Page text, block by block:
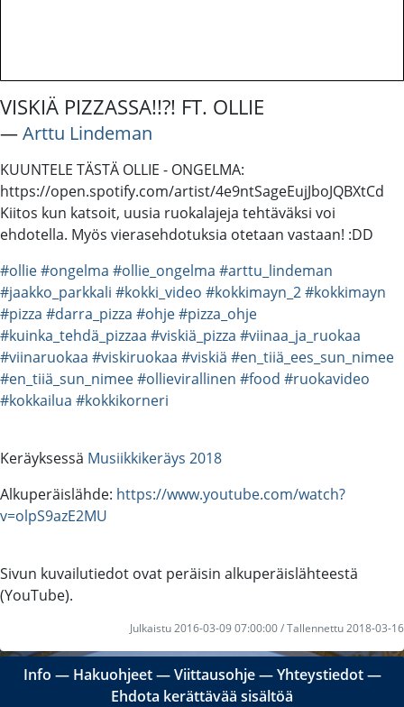
VISKIÄ PIZZASSA!!?! FT. OLLIE
―Arttu Lindeman
KUUNTELE TÄSTÄ OLLIE - ONGELMA:
https://open.spotify.com/artist/4e9ntSageEujJboJQBXtCd
Kiitos kun katsoit, uusia ruokalajeja tehtäväksi voi
ehdotella. Myös vierasehdotuksia otetaan vastaan! :DD
#ollie#ongelma #ollie_ongelma #arttu_lindeman
#jaakko_parkkali #kokki_video #kokkimayn_2#kokkimayn
#pizza #darra_pizza #ohje#pizza_ohje
#kuinka_tehdä_pizzaa #viskiä_pizza #viinaa_ja_ruokaa
#viinaruokaa #viskiruokaa #viskiä #en_tiiä_ees_sun_nimee
#en_tiiä_sun_nimee#ollievirallinen #food #ruokavideo
#kokkailua #kokkikorneri
Keräyksessä Musiikkikeräys 2018
Alkuperäislähde: https://www.youtube.com/watch?
v=olpS9azE2MU
Sivun kuvailutiedot ovat peräisin alkuperäislähteestä
(YouTube).
Julkaistu 2016-03-09 07:00:00 / Tallennettu 2018-03-16
Info ― Hakuohjeet―Viittausohje―Yhteystiedot―
Ehdota kerättävää sisältöä